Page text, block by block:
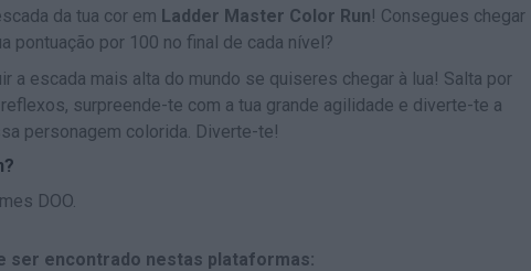
da tua cor em Ladder Master Color Run! Consegues chegar
pontuação por 100 no final de cada nível?
a escada mais alta do mundo se quiseres chegar à lua! Salta por
surpreende-te com a tua grande agilidade e diverte-te a
personagem colorida. Diverte-te!
DOO.
ser encontrado nestas plataformas: